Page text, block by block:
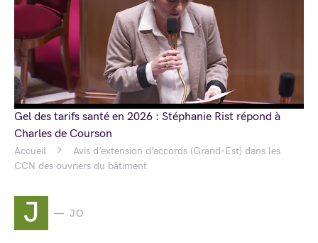
Accueil
Avis d’extension d’accords (Grand-Est) dans les
CCN des ouvriers du bâtiment
J JO
Gel des tarifs santé en 2026 : Stéphanie Rist répond à
Charles de Courson